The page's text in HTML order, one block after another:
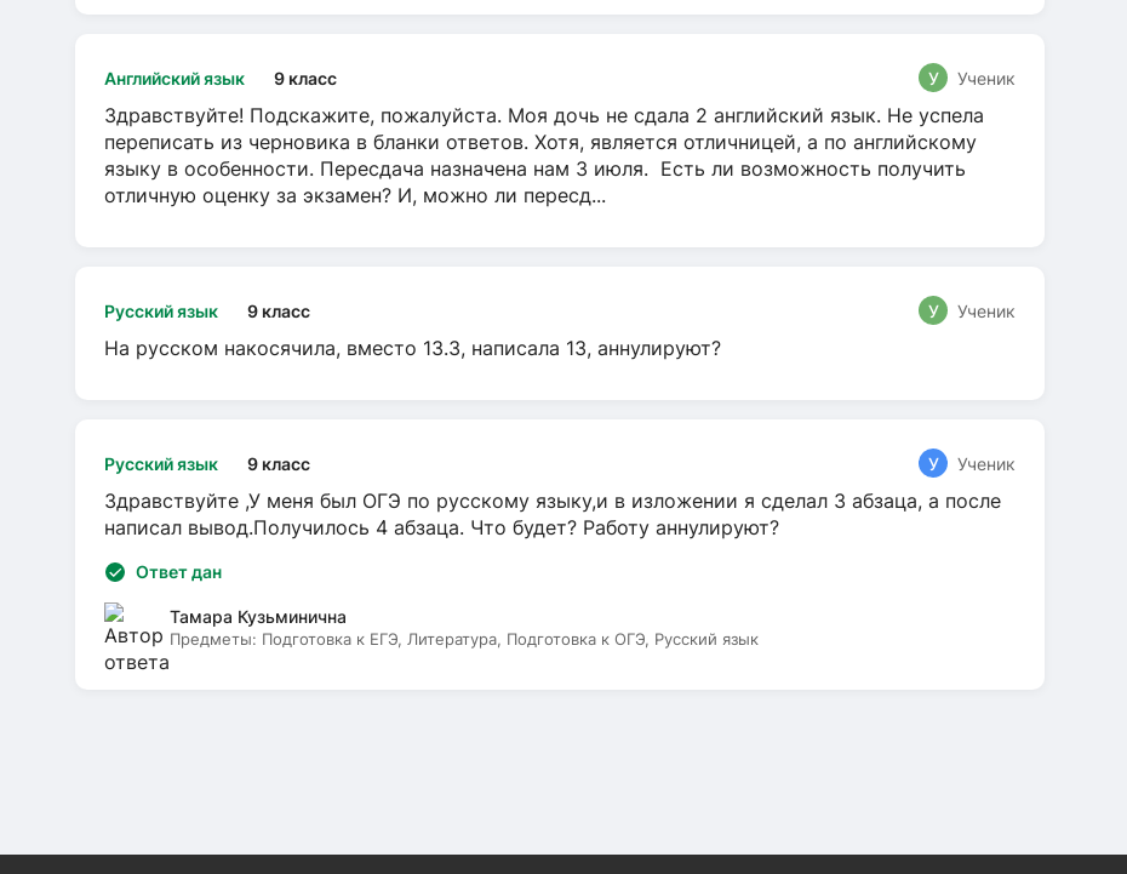
Английский язык 9 класс У Ученик
Здравствуйте! Подскажите, пожалуйста. Моя дочь не сдала 2 английский язык. Не успела
переписать из черновика в бланки ответов. Хотя, является отличницей, а по английскому
языку в особенности. Пересдача назначена нам 3 июля. Есть ли возможность получить
отличную оценку за экзамен? И, можно ли пересд...
Русский язык 9 класс У Ученик
На русском накосячила, вместо 13.3, написала 13, аннулируют?
Русский язык 9 класс У Ученик
Здравствуйте ,У меня был ОГЭ по русскому языку,и в изложении я сделал 3 абзаца, а после
написал вывод.Получилось 4 абзаца. Что будет? Работу аннулируют?
Ответ дан
Тамара Кузьминична
Предметы: Подготовка к ЕГЭ, Литература, Подготовка к ОГЭ, Русский язык